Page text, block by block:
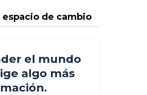
de cambio
el mundo
algo más